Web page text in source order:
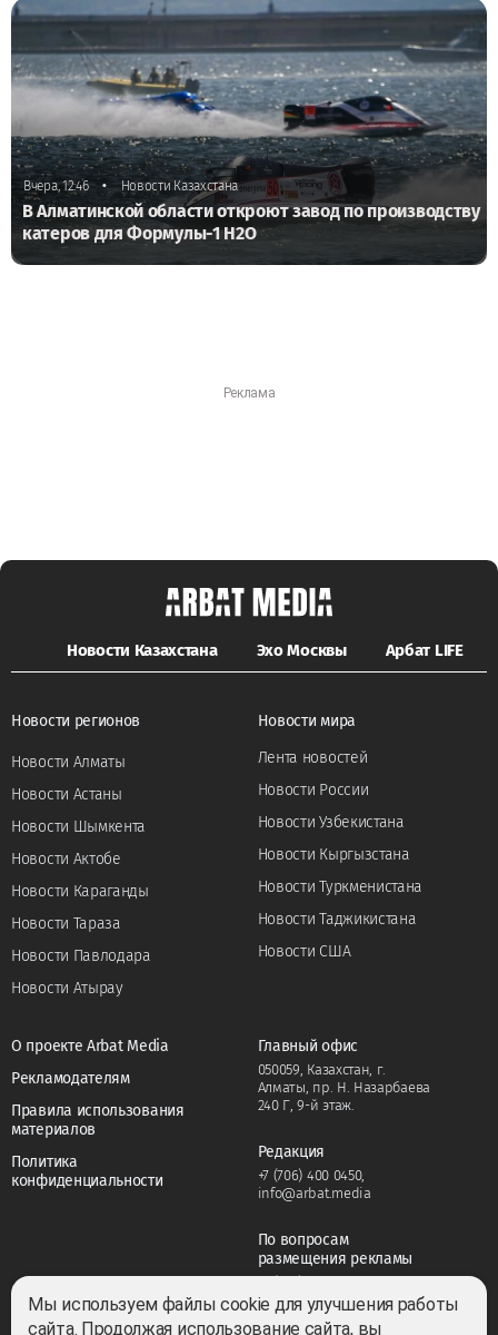
Вчера, 12:46 • Новости Казахстана
В Алматинской области откроют завод по производству
катеров для Формулы-1 H2O
Новости Казахстана Эхо Москвы Арбат LIFE
Новости регионов
Новости Алматы
Новости Астаны
Новости Шымкента
Новости Актобе
Новости Караганды
Новости Тараза
Новости Павлодара
Новости Атырау
Новости мира
Лента новостей
Новости России
Новости Узбекистана
Новости Кыргызстана
Новости Туркменистана
Новости Таджикистана
Новости США
О проекте Arbat Media
Рекламодателям
Правила использования
материалов
Политика
конфиденциальности
Главный офис
050059, Казахстан, г.
Алматы, пр. Н. Назарбаева
240 Г, 9-й этаж.
Редакция
+7 (706) 400 0450,
info@arbat.media
По вопросам
размещения рекламы
adv@arbat.media
Мы используем файлы cookie для улучшения работы
сайта. Продолжая использование сайта, вы